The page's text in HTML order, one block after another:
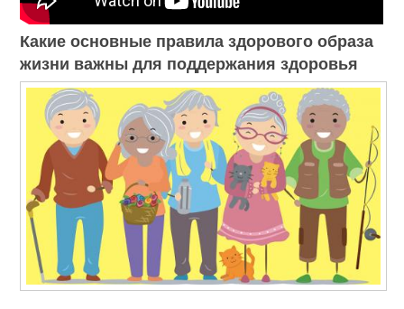
Какие основные правила здорового образа
жизни важны для поддержания здоровья